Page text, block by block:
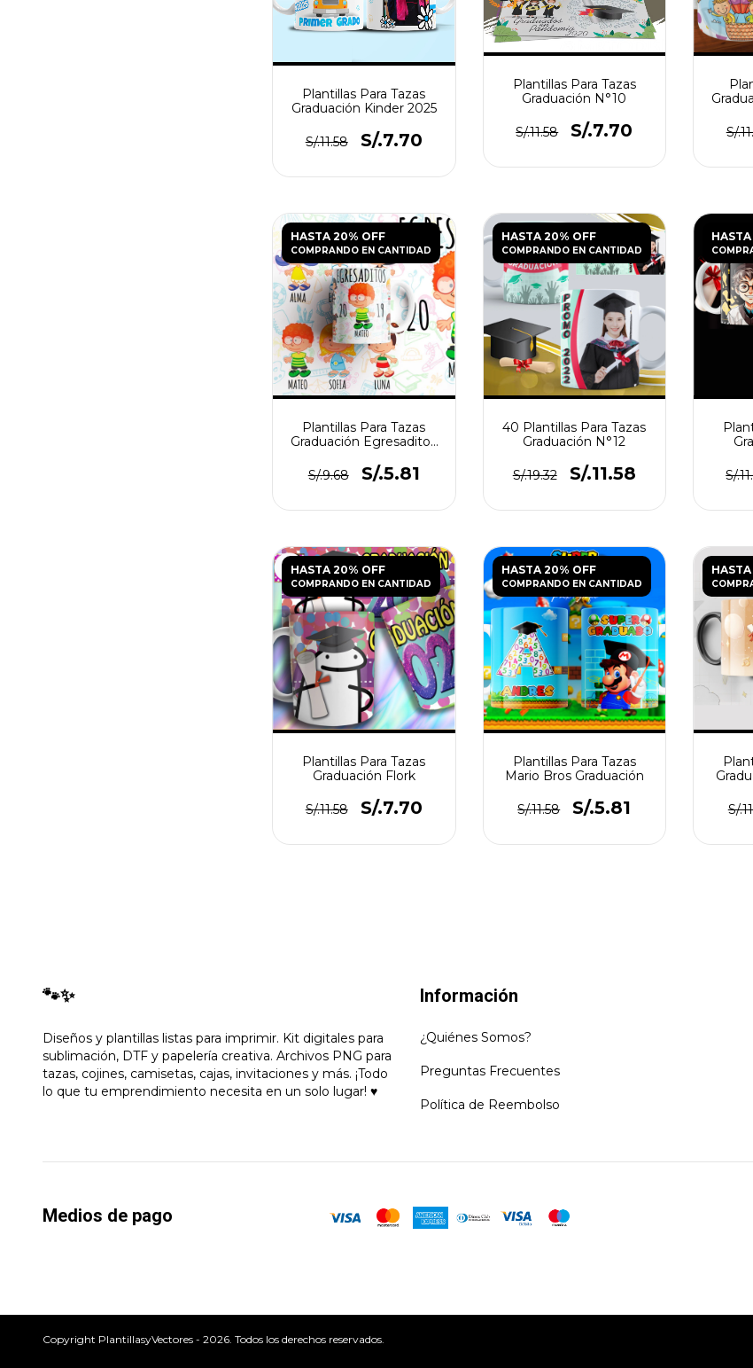
Plantillas Para Tazas
Graduación Kinder 2025
S/.11.58 S/.7.70
Plantillas Para Tazas
Graduación N°10
S/.11.58 S/.7.70
S/
HASTA 20% OFF
COMPRANDO EN CANTIDAD
Plantillas Para Tazas
Graduación Egresaditos
S/.9.68
S/.5.81
HASTA 20% OFF
COMPRANDO EN CANTIDAD
40 Plantillas Para Tazas
Graduación N°12
S/.19.32 S/.11.58 S/
HASTA 20% OFF
COMPRANDO EN CANTIDAD
Plantillas Para Tazas
Graduación Flork
S/.11.58 S/.7.70
HASTA 20% OFF
COMPRANDO EN CANTIDAD
Plantillas Para Tazas
Mario Bros Graduación
S/.11.58 S/.5.81 S/
🐾✨
Diseños y plantillas listas para imprimir. Kit digitales para
sublimación, DTF y papelería creativa. Archivos PNG para
tazas, cojines, camisetas, cajas, invitaciones y más. ¡Todo
lo que tu emprendimiento necesita en un solo lugar! ♥
Información
¿Quiénes Somos?
Preguntas Frecuentes
Política de Reembolso
Medios de pago
Copyright PlantillasyVectores - 2026. Todos los derechos reservados.